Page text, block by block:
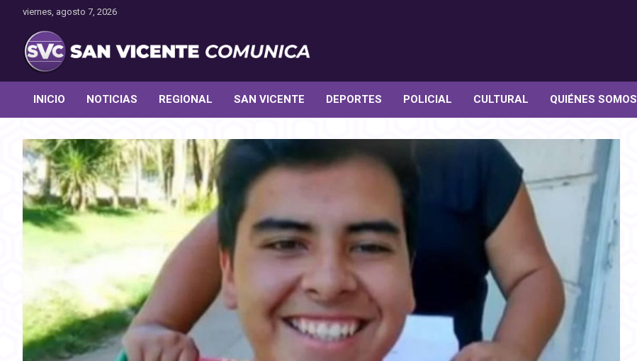
contenido
viernes, agosto 7, 2026
San Vicente Comunica
Toda la actualidad noticiosa de nuestra comuna
INICIO
NOTICIAS REGIONAL SAN VICENTE DEPORTES POLICIAL CULTURAL QUIÉNES SOMOS